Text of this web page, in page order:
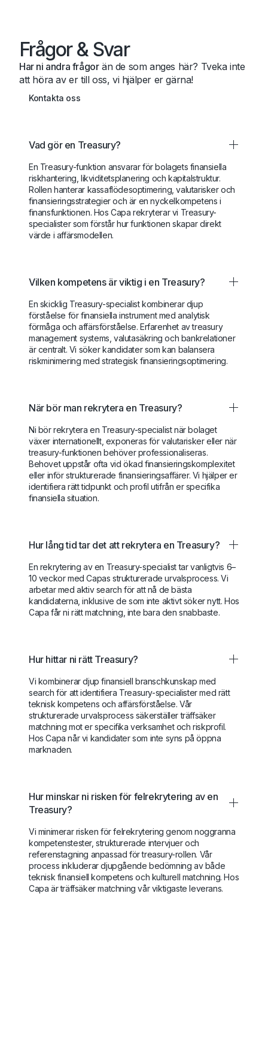
Frågor & Svar
Har ni andra frågorän de som anges här? Tveka inte
att höra av er till oss, vi hjälper er gärna!
Kontakta oss
Vad gör en Treasury?
En Treasury-funktion ansvarar för bolagets finansiella
riskhantering, likviditetsplanering och kapitalstruktur.
Rollen hanterar kassaflödesoptimering, valutarisker och
finansieringsstrategier och är en nyckelkompetens i
finansfunktionen. Hos Capa rekryterar vi Treasury-
specialister som förstår hur funktionen skapar direkt
värde i affärsmodellen.
Vilken kompetens är viktig i en Treasury?
En skicklig Treasury-specialist kombinerar djup
förståelse för finansiella instrument med analytisk
förmåga och affärsförståelse. Erfarenhet av treasury
management systems, valutasäkring och bankrelationer
är centralt. Vi söker kandidater som kan balansera
riskminimering med strategisk finansieringsoptimering.
När bör man rekrytera en Treasury?
Ni bör rekrytera en Treasury-specialist när bolaget
växer internationellt, exponeras för valutarisker eller när
treasury-funktionen behöver professionaliseras.
Behovet uppstår ofta vid ökad finansieringskomplexitet
eller inför strukturerade finansieringsaffärer. Vi hjälper er
identifiera rätt tidpunkt och profil utifrån er specifika
finansiella situation.
Hur lång tid tar det att rekrytera en Treasury?
En rekrytering av en Treasury-specialist tar vanligtvis 6–
10 veckor med Capas strukturerade urvalsprocess. Vi
arbetar med aktiv search för att nå de bästa
kandidaterna, inklusive de som inte aktivt söker nytt. Hos
Capa får ni rätt matchning, inte bara den snabbaste.
Hur hittar ni rätt Treasury?
Vi kombinerar djup finansiell branschkunskap med
search för att identifiera Treasury-specialister med rätt
teknisk kompetens och affärsförståelse. Vår
strukturerade urvalsprocess säkerställer träffsäker
matchning mot er specifika verksamhet och riskprofil.
Hos Capa når vi kandidater som inte syns på öppna
marknaden.
Hur minskar ni risken för felrekrytering av en
Treasury?
Vi minimerar risken för felrekrytering genom noggranna
kompetenstester, strukturerade intervjuer och
referenstagning anpassad för treasury-rollen. Vår
process inkluderar djupgående bedömning av både
teknisk finansiell kompetens och kulturell matchning. Hos
Capa är träffsäker matchning vår viktigaste leverans.